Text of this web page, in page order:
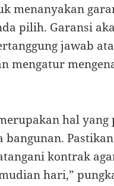
menanyakan
pilih. Garansi
jawab
mengatur
hal yang
bangunan.
kontrak
hari,”